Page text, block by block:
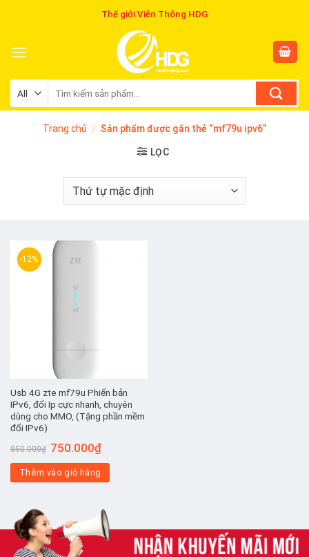
Thế giới Viễn Thông HDG
Trang chủ / Sản phẩm được gắn thẻ “mf79u ipv6”
LỌC
-12%
Usb 4G zte mf79u Phiển bản
IPv6, đổi Ip cực nhanh, chuyên
dùng cho MMO, (Tặng phần mềm
đổi IPv6)
850.000₫ Giá
gốc
là:
850.000₫.
750.000₫Giá
tại
750.000₫.
Thêm vào giỏ hàng